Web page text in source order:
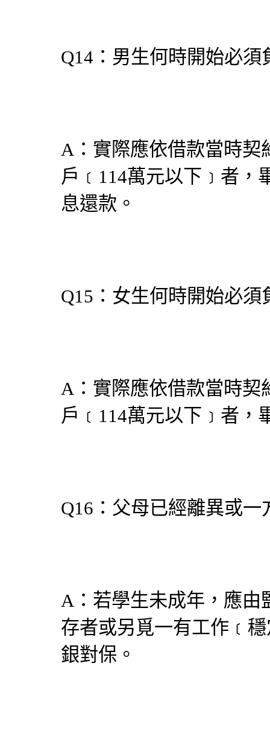
Q14：男生何時開始必
A：實際應依借款當時契
戶﹝114萬元以下﹞者，
息還款。
Q15：女生何時開始必
A：實際應依借款當時契
戶﹝114萬元以下﹞者，
Q16：父母已經離異或
A：若學生未成年，應由
存者或另覓一有工作﹝
銀對保。